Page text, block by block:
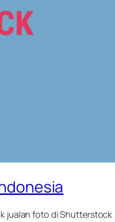
jualan foto di Shutterstock